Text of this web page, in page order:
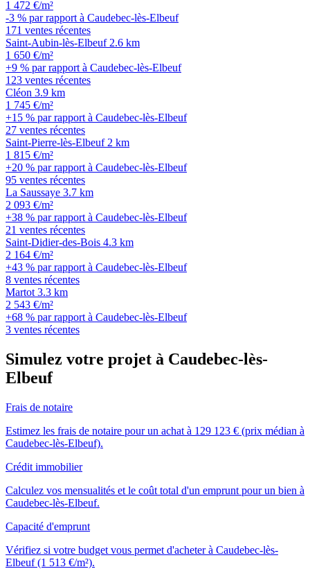
1 472 €/m²
-3 % par rapport à Caudebec-lès-Elbeuf
171 ventes récentes
Saint-Aubin-lès-Elbeuf 2.6 km
1 650 €/m²
+9 % par rapport à Caudebec-lès-Elbeuf
123 ventes récentes
Cléon 3.9 km
1 745 €/m²
+15 % par rapport à Caudebec-lès-Elbeuf
27 ventes récentes
Saint-Pierre-lès-Elbeuf 2 km
1 815 €/m²
+20 % par rapport à Caudebec-lès-Elbeuf
95 ventes récentes
La Saussaye 3.7 km
2 093 €/m²
+38 % par rapport à Caudebec-lès-Elbeuf
21 ventes récentes
Saint-Didier-des-Bois 4.3 km
2 164 €/m²
+43 % par rapport à Caudebec-lès-Elbeuf
8 ventes récentes
Martot 3.3 km
2 543 €/m²
+68 % par rapport à Caudebec-lès-Elbeuf
3 ventes récentes
Simulez votre projet à Caudebec-lès-
Elbeuf
Frais de notaire
Estimez les frais de notaire pour un achat à 129 123 € (prix médian à
Caudebec-lès-Elbeuf).
Crédit immobilier
Calculez vos mensualités et le coût total d'un emprunt pour un bien à
Caudebec-lès-Elbeuf.
Capacité d'emprunt
Vérifiez si votre budget vous permet d'acheter à Caudebec-lès-
Elbeuf (1 513 €/m²).